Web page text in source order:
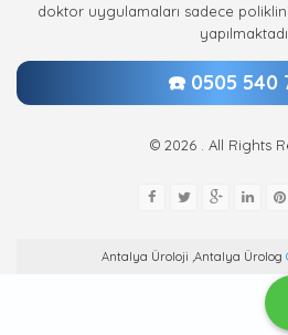
doktor uygulamaları sadece
☎️ 0505 540
© 2026 . All Rights
Antalya Üroloji ,Antalya Ürolog